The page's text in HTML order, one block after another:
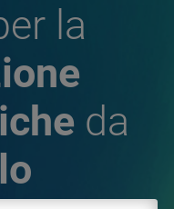
la
da